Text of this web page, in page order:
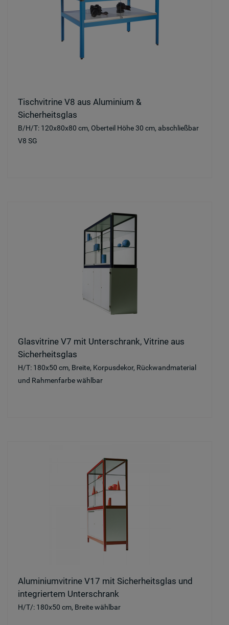
Tischvitrine V8 aus Aluminium &
Sicherheitsglas
B/H/T: 120x80x80 cm, Oberteil Höhe 30 cm, abschließbar
V8 SG
Glasvitrine V7 mit Unterschrank, Vitrine aus
Sicherheitsglas
H/T: 180x50 cm, Breite, Korpusdekor, Rückwandmaterial
und Rahmenfarbe wählbar
Aluminiumvitrine V17 mit Sicherheitsglas und
integriertem Unterschrank
H/T/: 180x50 cm, Breite wählbar